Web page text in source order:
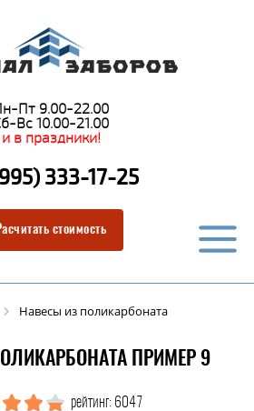
Пт 9.00-22.00
Вс 10.00-21.00
и в праздники!
333-17-25
стоимость
Навесы из поликарбоната
ПРИМЕР 9
рейтинг: 6047